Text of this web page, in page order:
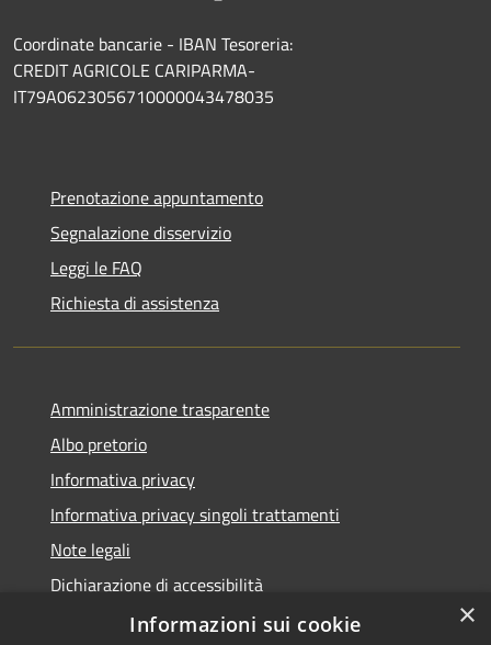
Coordinate bancarie - IBAN Tesoreria:
CREDIT AGRICOLE CARIPARMA-
IT79A0623056710000043478035
Prenotazione appuntamento
Segnalazione disservizio
Leggi le FAQ
Richiesta di assistenza
Amministrazione trasparente
Albo pretorio
Informativa privacy
Informativa privacy singoli trattamenti
Note legali
Dichiarazione di accessibilità
Obiettivi di accessibilità
×
Informazioni sui cookie